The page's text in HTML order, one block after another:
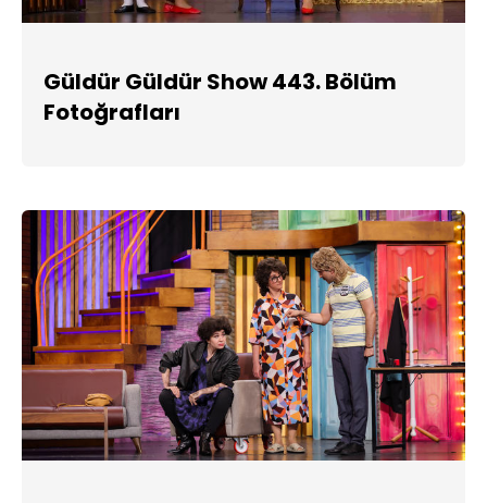
Güldür Güldür Show 443. Bölüm
Fotoğrafları